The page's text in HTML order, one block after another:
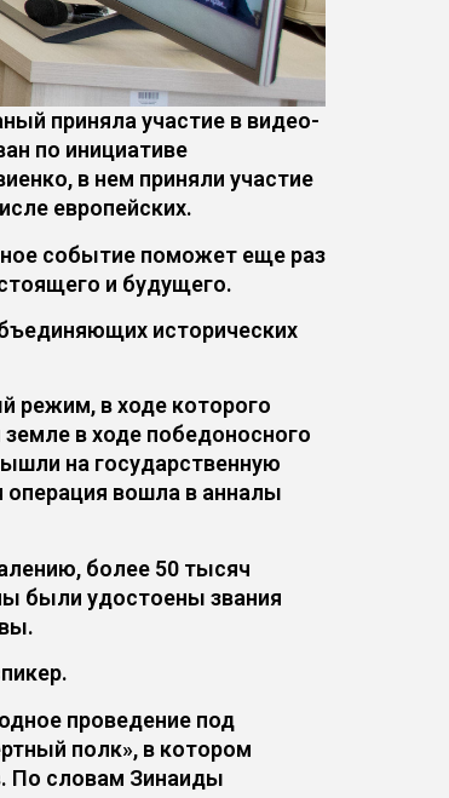
приняла участие в видео-
по инициативе
в нем приняли участие
европейских.
событие поможет еще раз
и будущего.
исторических
режим, в ходе которого
в ходе победоносного
на государственную
операция вошла в анналы
более 50 тысяч
были удостоены звания
проведение под
полк», в котором
По словам Зинаиды